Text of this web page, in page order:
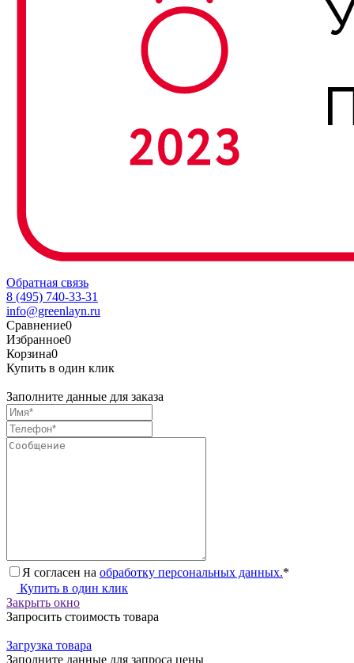
Обратная связь
8 (495) 740-33-31
info@greenlayn.ru
Сравнение0
Избранное0
Корзина0
Купить в один клик
Заполните данные для заказа
Я согласен на обработку персональных данных.*
Купить в один клик
Закрыть окно
Запросить стоимость товара
Загрузка товара
Заполните данные для запроса цены